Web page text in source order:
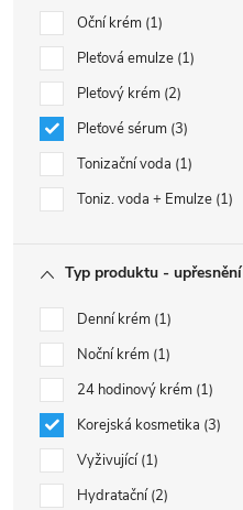
Oční krém 1
Pleťová emulze 1
Pleťový krém 2
Pleťové sérum 3
Tonizační voda 1
Toniz. voda + Emulze 1
Typ produktu - upřesnění
Denní krém 1
Noční krém 1
24 hodinový krém 1
Korejská kosmetika 3
Vyživující 1
Hydratační 2